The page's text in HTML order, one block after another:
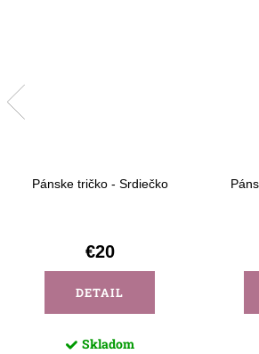
Pánske tričko - Srdiečko
€20
DETAIL
Skladom